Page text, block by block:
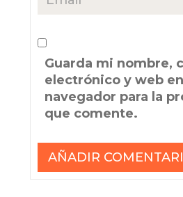
Guarda mi nombre,
electrónico y web
navegador para la
que comente.